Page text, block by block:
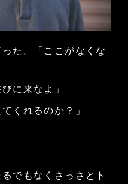
た。「ここがなくな
に来なよ」
くれるのか？」
でもなくさっさとト